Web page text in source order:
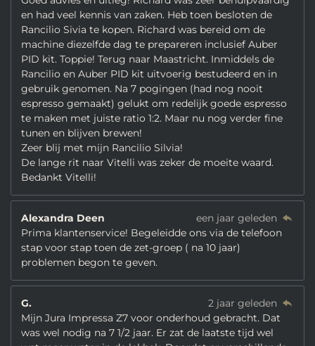
en had veel kennis van zaken. Heb toen besloten de
Rancilio Sivia te kopen. Richard was bereid om de
machine diezelfde dag te prepareren inclusief Auber
PID kit. Toppie! Terug naar Maastricht. Inmiddels de
Rancilio en Auber PID kit uitvoerig bestudeerd en in
gebruik genomen. Na 7 pogingen (had nog nooit
espresso gemaakt) gelukt om redelijk goede espresso
te maken met juiste ratio 1:2. Maar nu nog verder fine
tunen en blijven brewen!
Zeer blij met mijn Rancilio Silvia!
De lange rit naar Vitelli was zeker de moeite waard.
Bedankt Vitelli!
Alexandra Deen
een jaar geleden
Prima klantenservice! Begeleidde ons via de telefoon
stap voor stap toen de zet-groep ( na 10 jaar)
problemen begon te geven.
G.
2 jaar geleden
Mijn Jura Impressa Z7 voor onderhoud gebracht. Dat
was wel nodig na 7 1/2 jaar. Er zat de laatste tijd wel